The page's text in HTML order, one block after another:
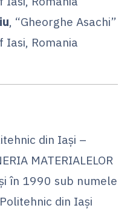
, “Gheorghe Asachi”
Iasi, Romania
din Iaşi –
MATERIALELOR
în 1990 sub numele
din Iaşi